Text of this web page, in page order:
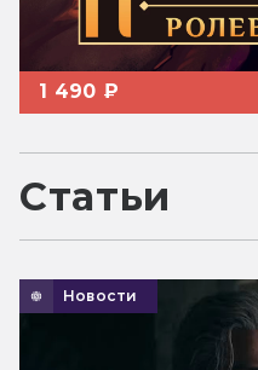
1 490 ₽
Статьи
Новости